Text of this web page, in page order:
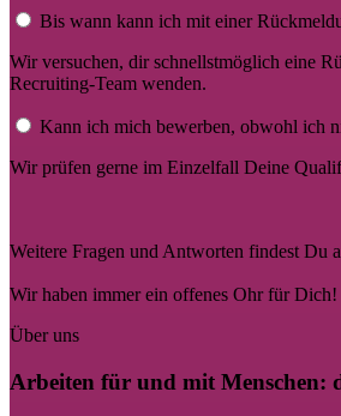
Bis wann kann ich mit einer
Wir versuchen, dir schnellstmöglich eine
Recruiting-Team wenden.
Kann ich mich bewerben, obwohl ich
Wir prüfen gerne im Einzelfall Deine
Weitere Fragen und Antworten findest Du
Wir haben immer ein offenes Ohr für
Über uns
Arbeiten für und mit Menschen: